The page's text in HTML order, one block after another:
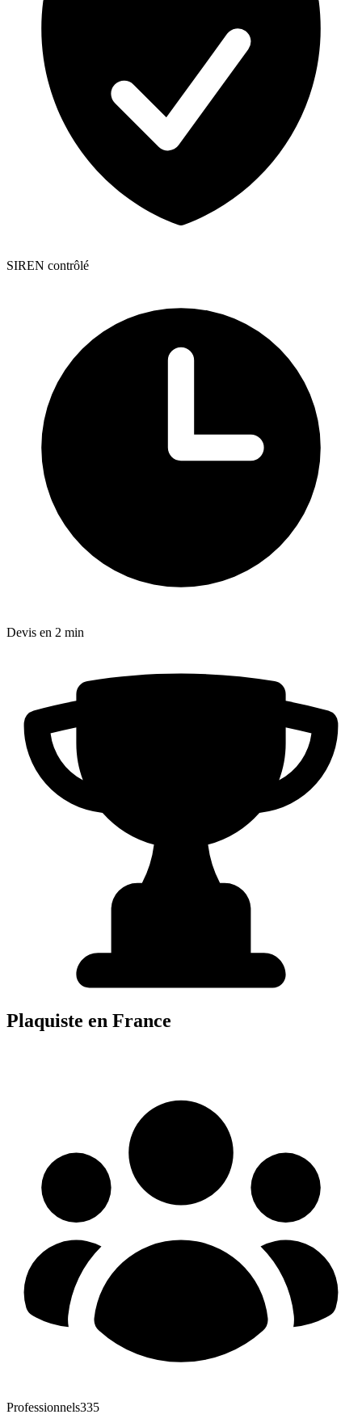
SIREN contrôlé
Devis en 2 min
Plaquiste en France
Professionnels335